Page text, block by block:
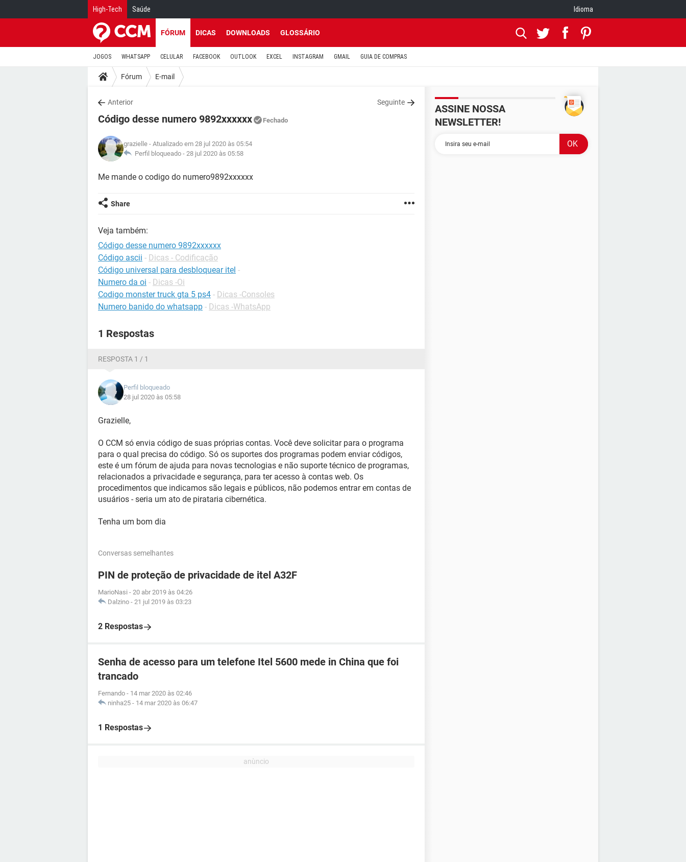
High-Tech Saúde Idioma
FÓRUM DICAS DOWNLOADS GLOSSÁRIO
JOGOS WHATSAPP CELULAR FACEBOOK OUTLOOK EXCEL INSTAGRAM GMAIL GUIA DE COMPRAS
Fórum E-mail
Anterior Seguinte
Código desse numero 9892xxxxxx Fechado
grazielle - Atualizado em 28 jul 2020 às 05:54
Perfil bloqueado - 28 jul 2020 às 05:58
Me mande o codigo do numero9892xxxxxx
Share
Veja também:
Código desse numero 9892xxxxxx
Código ascii - Dicas - Codificação
Código universal para desbloquear itel -
Numero da oi - Dicas -Oi
Codigo monster truck gta 5 ps4 - Dicas -Consoles
Numero banido do whatsapp - Dicas -WhatsApp
1 Respostas
RESPOSTA 1 / 1
Perfil bloqueado
28 jul 2020 às 05:58
Grazielle,
O CCM só envia código de suas próprias contas. Você deve solicitar para o programa
para o qual precisa do código. Só os suportes dos programas podem enviar códigos,
este é um fórum de ajuda para novas tecnologias e não suporte técnico de programas,
relacionados a privacidade e segurança, para ter acesso à contas web. Os
procedimentos que indicamos são legais e públicos, não podemos entrar em contas de
usuários - seria um ato de pirataria cibernética.
Tenha um bom dia
Conversas semelhantes
PIN de proteção de privacidade de itel A32F
MarioNasi - 20 abr 2019 às 04:26
Dalzino - 21 jul 2019 às 03:23
2 Respostas
Senha de acesso para um telefone Itel 5600 mede in China que foi
trancado
Fernando - 14 mar 2020 às 02:46
ninha25 - 14 mar 2020 às 06:47
1 Respostas
ASSINE NOSSA
NEWSLETTER!